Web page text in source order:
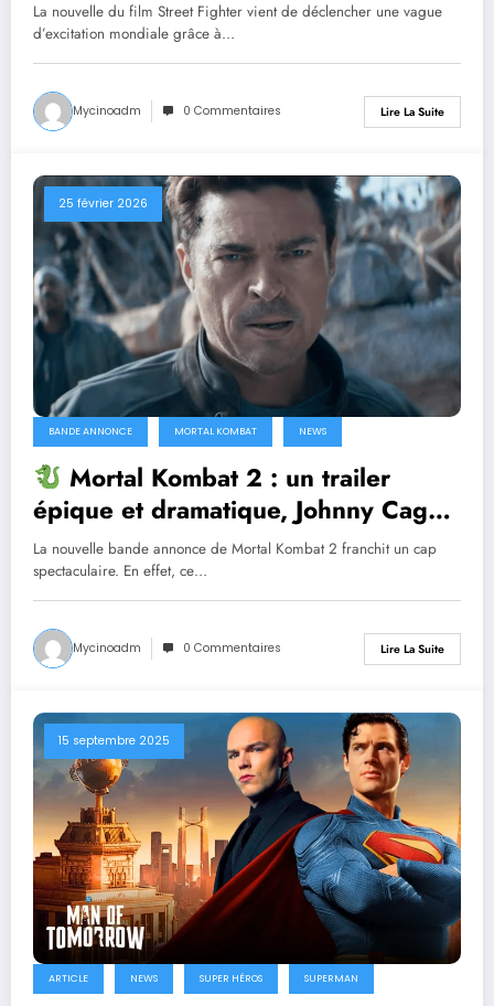
La nouvelle du film Street Fighter vient de déclencher une vague
d’excitation mondiale grâce à…
Mycinoadm 0 Commentaires Lire La Suite
25 février 2026
BANDE ANNONCE MORTAL KOMBAT NEWS
Mortal Kombat 2 : un trailer
épique et dramatique, Johnny Cage
embrase la guerre ! [TRAILER 2]
La nouvelle bande annonce de Mortal Kombat 2 franchit un cap
spectaculaire. En effet, ce…
Mycinoadm 0 Commentaires Lire La Suite
15 septembre 2025
ARTICLE NEWS SUPER HÉROS SUPERMAN